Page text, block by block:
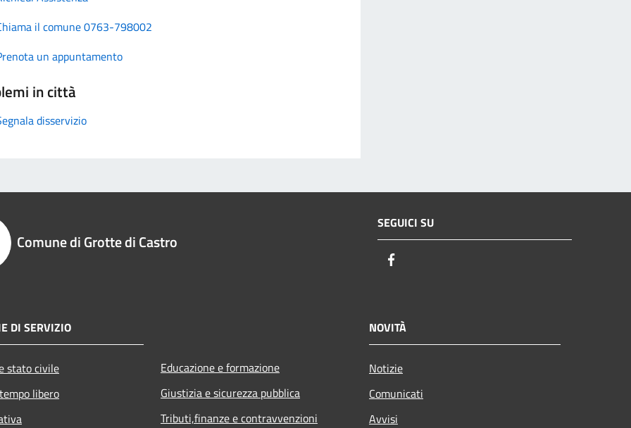
il comune 0763-798002
un appuntamento
in città
disservizio
Comune di Grotte di Castro
SEGUICI SU
DI SERVIZIO
stato civile
libero
Educazione e formazione
Giustizia e sicurezza pubblica
Tributi,finanze e contravvenzioni
NOVITÀ
Notizie
Comunicati
Avvisi